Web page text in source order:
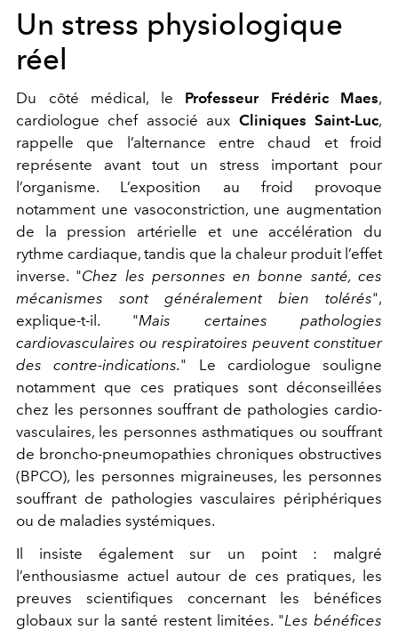
Un stress physiologique
réel
Du côté médical, le Professeur Frédéric Maes,
cardiologue chef associé aux Cliniques Saint-Luc,
rappelle que l’alternance entre chaud et froid
représente avant tout un stress important pour
l’organisme. L’exposition au froid provoque
notamment une vasoconstriction, une augmentation
de la pression artérielle et une accélération du
rythme cardiaque, tandis que la chaleur produit l’effet
inverse. "Chez les personnes en bonne santé, ces
mécanismes sont généralement bien tolérés",
explique-t-il. "Mais certaines pathologies
cardiovasculaires ou respiratoires peuvent constituer
des contre-indications." Le cardiologue souligne
notamment que ces pratiques sont déconseillées
chez les personnes souffrant de pathologies cardio-
vasculaires, les personnes asthmatiques ou souffrant
de broncho-pneumopathies chroniques obstructives
(BPCO), les personnes migraineuses, les personnes
souffrant de pathologies vasculaires périphériques
ou de maladies systémiques.
Il insiste également sur un point : malgré
l’enthousiasme actuel autour de ces pratiques, les
preuves scientifiques concernant les bénéfices
globaux sur la santé restent limitées. "Les bénéfices